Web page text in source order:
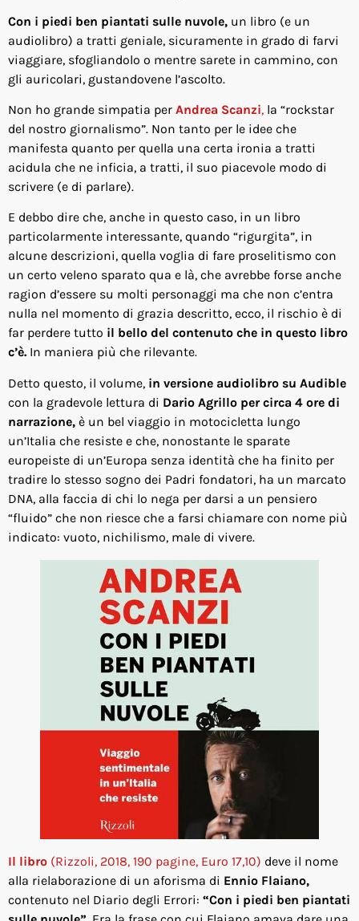
Con i piedi ben piantati sulle nuvole, un libro (e un
audiolibro) a tratti geniale, sicuramente in grado di farvi
viaggiare, sfogliandolo o mentre sarete in cammino, con
gli auricolari, gustandovene l’ascolto.
Non ho grande simpatia per Andrea Scanzi, la “rockstar
del nostro giornalismo”. Non tanto per le idee che
manifesta quanto per quella una certa ironia a tratti
acidula che ne inficia, a tratti, il suo piacevole modo di
scrivere (e di parlare).
E debbo dire che, anche in questo caso, in un libro
particolarmente interessante, quando “rigurgita”, in
alcune descrizioni, quella voglia di fare proselitismo con
un certo veleno sparato qua e là, che avrebbe forse anche
ragion d’essere su molti personaggi ma che non c’entra
nulla nel momento di grazia descritto, ecco, il rischio è di
far perdere tutto il bello del contenuto che in questo libro
c’è. In maniera più che rilevante.
Detto questo, il volume, in versione audiolibro su Audible
con la gradevole lettura di Dario Agrillo per circa 4 ore di
narrazione, è un bel viaggio in motocicletta lungo
un’Italia che resiste e che, nonostante le sparate
europeiste di un’Europa senza identità che ha finito per
tradire lo stesso sogno dei Padri fondatori, ha un marcato
DNA, alla faccia di chi lo nega per darsi a un pensiero
“fluido” che non riesce che a farsi chiamare con nome più
indicato: vuoto, nichilismo, male di vivere.
Il libro (Rizzoli, 2018, 190 pagine, Euro 17,10) deve il nome
alla rielaborazione di un aforisma di Ennio Flaiano,
contenuto nel Diario degli Errori: “Con i piedi ben piantati